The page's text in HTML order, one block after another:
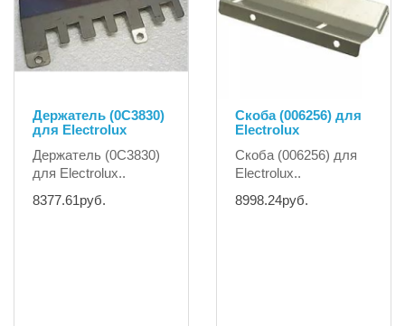
Держатель (0C3830)
для Electrolux
Держатель (0C3830)
для Electrolux..
8377.61руб.
Скоба (006256) для
Electrolux
Скоба (006256) для
Electrolux..
8998.24руб.